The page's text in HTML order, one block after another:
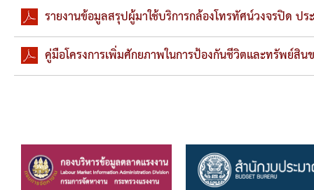
มาตรฐานกำหนดตำแหน่ง
VDO Present
รายงานผลการจัดซื้อจัดจ้างประจำปีงบประมาณ
รายงานข้อมูลสรุปผู้มาใช้บริการกล้องโทรทัศน์วงจรปิด ป
คู่มือโครงการเพิ่มศักยภาพในการป้องกันชีวิตและทรัพย์สิน